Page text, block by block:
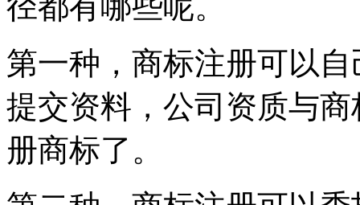
第一种，商标注册可以
提交资料，公司资质与
册商标了。